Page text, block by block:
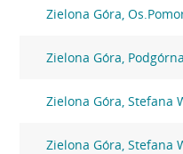
Zielona Góra,
Zielona Góra,
Zielona Góra, Stefana
Zielona Góra, Stefana